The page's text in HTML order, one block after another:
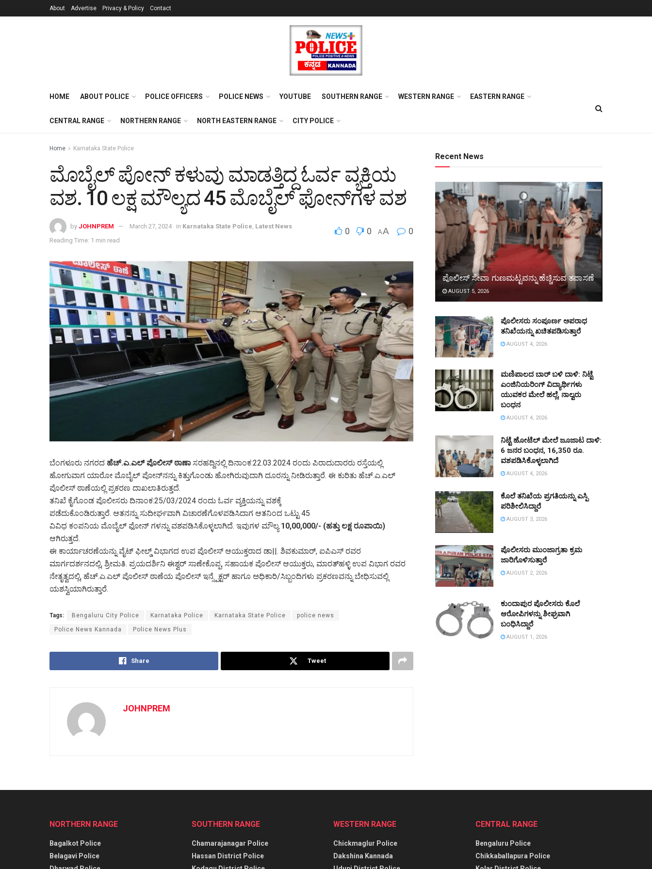
About Advertise Privacy & Policy Contact
HOME ABOUT POLICE POLICE OFFICERS POLICE NEWS YOUTUBE SOUTHERN RANGE WESTERN RANGE EASTERN RANGE
CENTRAL RANGE NORTHERN RANGE NORTH EASTERN RANGE CITY POLICE
Home Karnataka State Police
ಮೊಬೈಲ್ ಪೋನ್ ಕಳುವು ಮಾಡತ್ತಿದ್ದ ಓರ್ವ ವ್ಯಕ್ತಿಯ
ವಶ. 10 ಲಕ್ಷ ಮೌಲ್ಯದ 45 ಮೊಬೈಲ್ ಫೋನ್‌ಗಳ ವಶ
by JOHNPREM March 27, 2024 in Karnataka State Police Latest News
Reading Time: 1 min read
0 0 AA 0
ಬೆಂಗಳೂರು ನಗರದ ಹೆಚ್.ಎ.ಎಲ್ ಪೊಲೀಸ್ ಠಾಣಾಸರಹದ್ದಿನಲ್ಲಿ ದಿನಾಂಕ:22.03.2024 ರಂದು ಪಿರಾದುದಾರರು ರಸ್ತೆಯಲ್ಲಿ
ಹೋಗುವಾಗ ಯಾರೋ ಮೊಬೈಲ್ ಪೋನ್‌ನನ್ನು ಕಿತ್ತುಗೊಂಡು ಹೋಗಿರುವುದಾಗಿ ದೂರನ್ನು ನೀಡಿರುತ್ತಾರೆ. ಈ ಕುರಿತು ಹೆಚ್.ಎ.ಎಲ್
ಪೊಲೀಸ್ ಠಾಣೆಯಲ್ಲಿ ಪ್ರಕರಣ ದಾಖಲಾತಿರುತ್ತದೆ.
ತನಿಖೆ ಕೈಗೊಂಡ ಪೊಲೀಸರು ದಿನಾಂಕ:25/03/2024 ರಂದು ಓರ್ವ ವ್ಯಕ್ತಿಯನ್ನು ವಶಕ್ಕೆ
ಪಡೆದುಕೊಂಡಿರುತ್ತಾರೆ. ಆತನನ್ನು ಸುದೀರ್ಘವಾಗಿ ವಿಚಾರಣೆಗೊಳಪಡಿಸಿದಾಗ ಆತನಿಂದ ಒಟ್ಟು 45
ವಿವಿಧ ಕಂಪನಿಯ ಮೊಬೈಲ್ ಫೋನ್ ಗಳನ್ನು ವಶಪಡಿಸಿಕೊಳ್ಳಲಾಗಿದೆ. ಇವುಗಳ ಮೌಲ್ಯ 10,00,000/- (ಹತ್ತು ಲಕ್ಷ ರೂಪಾಯಿ)
ಆಗಿರುತ್ತದೆ.
ಈ ಕಾರ್ಯಾಚರಣೆಯನ್ನು ವೈಟ್‌ ಫೀಲ್ಡ್ ವಿಭಾಗದ ಉಪ ಪೊಲೀಸ್ ಆಯುಕ್ತರಾದ ಡಾ||. ಶಿವಕುಮಾರ್, ಐಪಿಎಸ್ ರವರ
ಮಾರ್ಗದರ್ಶನದಲ್ಲಿ, ಶ್ರೀಮತಿ. ಪ್ರಯದರ್ಶಿನಿ ಈಶ್ವರ್ ಸಾಣೇಕೊಪ್ಪ, ಸಹಾಯಕ ಪೊಲೀಸ್ ಆಯುಕ್ತರು, ಮಾರತ್‌ಹಳ್ಳಿ ಉಪ ವಿಭಾಗ ರವರ
ನೇತೃತ್ವದಲ್ಲಿ, ಹೆಚ್.ಎ.ಎಲ್ ಪೊಲೀಸ್ ಠಾಣೆಯ ಪೊಲೀಸ್ ಇನ್ಸ್ಪೆಕ್ಟರ್ ಹಾಗೂ ಅಧಿಕಾರಿ/ಸಿಬ್ಬಂದಿಗಳು ಪ್ರಕರಣವನ್ನು ಬೇಧಿಸುವಲ್ಲಿ
ಯಶಸ್ವಿಯಾಗಿರುತ್ತಾರೆ.
Tags: Bengaluru City Police Karnataka Police Karnataka State Police police news
Police News Kannada Police News Plus
Share Tweet
JOHNPREM
Recent News
ಪೊಲೀಸ್ ಸೇವಾ ಗುಣಮಟ್ಟವನ್ನು ಹೆಚ್ಚಿಸುವ ತಪಾಸಣೆ
AUGUST 5, 2026
ಪೊಲೀಸರು ಸಂಪೂರ್ಣ ಅಪರಾಧ
ತನಿಖೆಯನ್ನು ಖಚಿತಪಡಿಸುತ್ತಾರೆ
AUGUST 4, 2026
ಮಣಿಪಾಲದ ಬಾರ್ ಬಳಿ ದಾಳಿ: ನಿಟ್ಟೆ
ಎಂಜಿನಿಯರಿಂಗ್ ವಿದ್ಯಾರ್ಥಿಗಳು
ಯುವಕರ ಮೇಲೆ ಹಲ್ಲೆ, ನಾಲ್ವರು
ಬಂಧನ
AUGUST 4, 2026
ನಿಟ್ಟೆ ಹೋಟೆಲ್ ಮೇಲೆ ಜೂಜಾಟ ದಾಳಿ:
6 ಜನರ ಬಂಧನ, 16,350 ರೂ.
ವಶಪಡಿಸಿಕೊಳ್ಳಲಾಗಿದೆ
AUGUST 4, 2026
ಕೊಲೆ ತನಿಖೆಯ ಪ್ರಗತಿಯನ್ನು ಎಸ್ಪಿ
ಪರಿಶೀಲಿಸಿದ್ದಾರೆ
AUGUST 3, 2026
ಪೊಲೀಸರು ಮುಂಜಾಗ್ರತಾ ಕ್ರಮ
ಜಾರಿಗೊಳಿಸುತ್ತಾರೆ
AUGUST 2, 2026
ಕುಂದಾಪುರ ಪೊಲೀಸರು ಕೊಲೆ
ಆರೋಪಿಗಳನ್ನು ಶೀಘ್ರವಾಗಿ
ಬಂಧಿಸಿದ್ದಾರೆ
AUGUST 1, 2026
NORTHERN RANGE
Bagalkot Police
Belagavi Police
SOUTHERN RANGE
Chamarajanagar Police
Hassan District Police
WESTERN RANGE
Chickmaglur Police
Dakshina Kannada
CENTRAL RANGE
Bengaluru Police
Chikkaballapura Police